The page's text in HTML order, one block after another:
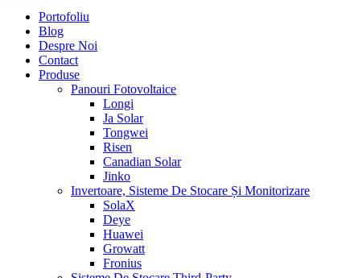
Portofoliu
Blog
Despre Noi
Contact
Produse
Panouri Fotovoltaice
Longi
Ja Solar
Tongwei
Risen
Canadian Solar
Jinko
Invertoare, Sisteme De Stocare Și Monitorizare
SolaX
Deye
Huawei
Growatt
Fronius